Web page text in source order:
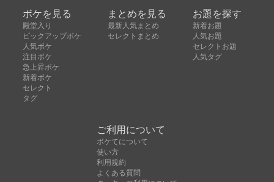
ボケを見る
殿堂入り
ピックアップボケ
人気ボケ
注目ボケ
急上昇ボケ
新着ボケ
セレクト
タグ
まとめを見る
最新人気まとめ
セレクトまとめ
お題を探す
新着お題
人気お題
セレクトお題
人気タグ
ご利用について
ボケてについて
使い方
利用規約
よくある質問